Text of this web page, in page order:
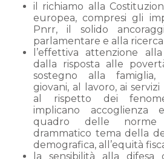
il richiamo alla
europea, compresi gli
Pnrr, il solido
parlamentare e alla
l’effettiva attenzione
dalla risposta alle
sostegno alla famiglia,
giovani, al lavoro, ai
al rispetto dei
implicano accoglienza
quadro delle norme
drammatico tema della
demografica, all’equità
la sensibilità alla difesa